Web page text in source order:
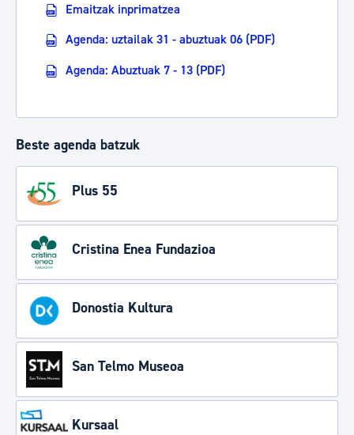
Emaitzak inprimatzea
Agenda: uztailak 31 - abuztuak 06 (PDF)
Agenda: Abuztuak 7 - 13 (PDF)
Beste agenda batzuk
Plus 55
Cristina Enea Fundazioa
Donostia Kultura
San Telmo Museoa
Kursaal